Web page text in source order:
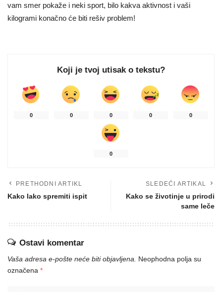
vam smer pokaže i neki sport, bilo kakva aktivnost i vaši
kilogrami konačno će biti rešiv problem!
Koji je tvoj utisak o tekstu?
0 0 0 0 0
0
PRETHODNI ARTIKL
Kako lako spremiti ispit
SLEDEĆI ARTIKAL
Kako se životinje u prirodi
same leče
Ostavi komentar
Vaša adresa e-pošte neće biti objavljena.
Neophodna polja su
označena *